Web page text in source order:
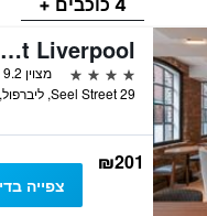
4 כוכבים +
The Resident Liverpool
4 כוכבים
מצוין 9.2
₪201
צפייה